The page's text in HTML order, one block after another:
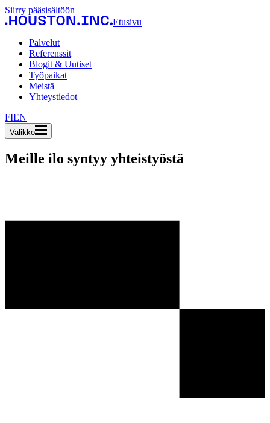
Siirry pääsisältöön
Etusivu
Palvelut
Referenssit
Blogit & Uutiset
Työpaikat
Meistä
Yhteystiedot
FIEN
Valikko
Meille ilo syntyy yhteistyöstä